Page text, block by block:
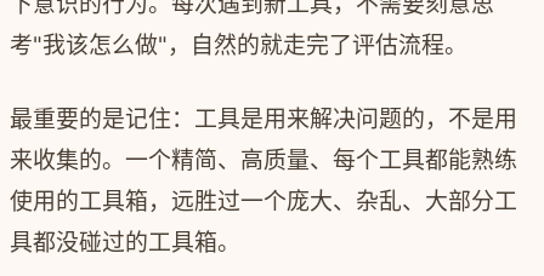
考"我该怎么做"，自然的就走完了评估流程。
最重要的是记住：工具是用来解决问题的，不是用
来收集的。一个精简、高质量、每个工具都能熟练
使用的工具箱，远胜过一个庞大、杂乱、大部分工
具都没碰过的工具箱。